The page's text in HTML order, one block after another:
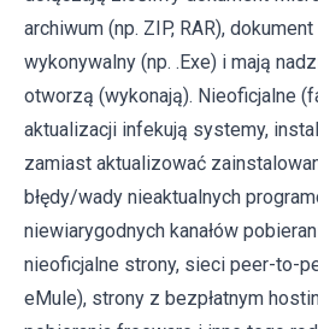
archiwum (np. ZIP, RAR),
wykonywalny (np. .Exe) i mają
otworzą (wykonają). Nieoficjalne
aktualizacji infekują systemy,
zamiast aktualizować
błędy/wady nieaktualnych
niewiarygodnych kanałów
nieoficjalne strony, sieci peer-to-
eMule), strony z bezpłatnym